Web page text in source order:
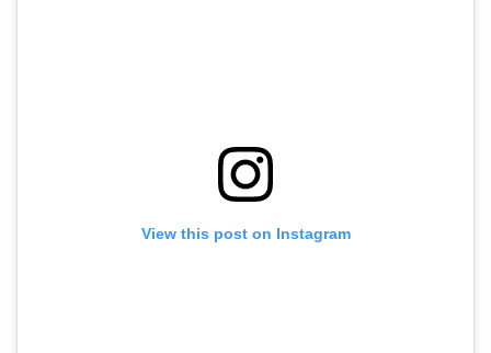
View this post on Instagram